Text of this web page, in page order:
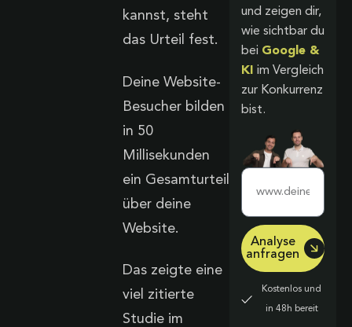
kannst, steht
das Urteil fest.
Deine Website-
Besucher bilden
in 50
Millisekunden
ein Gesamturteil
über deine
Website.
Das zeigte eine
viel zitierte
Studie im
und zeigen dir,
wie sichtbar du
bei Google &
KI im Vergleich
zur Konkurrenz
bist.
Analyse
anfragen
Kostenlos und
in 48h bereit